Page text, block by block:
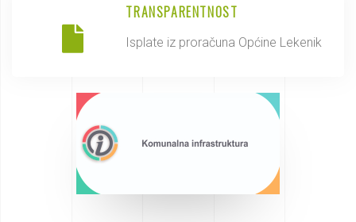
TRANSPARENTNOST
Isplate iz proračuna Općine Lekenik